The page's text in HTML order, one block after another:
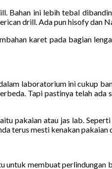
Bahan ini lebih tebal
drill. Ada pun hisofy dan
karet pada bagian
laboratorium ini cukup
Tapi pastinya telah
pakaian atau jas lab.
terus mesti kenakan
untuk membuat